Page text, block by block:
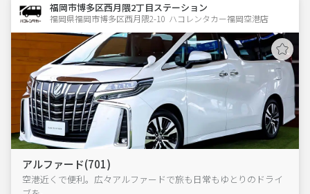
福岡市博多区西月隈2丁目ステーション
福岡県福岡市博多区西月隈2-10  ハコレンタカー福岡空港店
アルファード(701)
空港近くで便利。広々アルファードで旅も日常もゆとりのドライ